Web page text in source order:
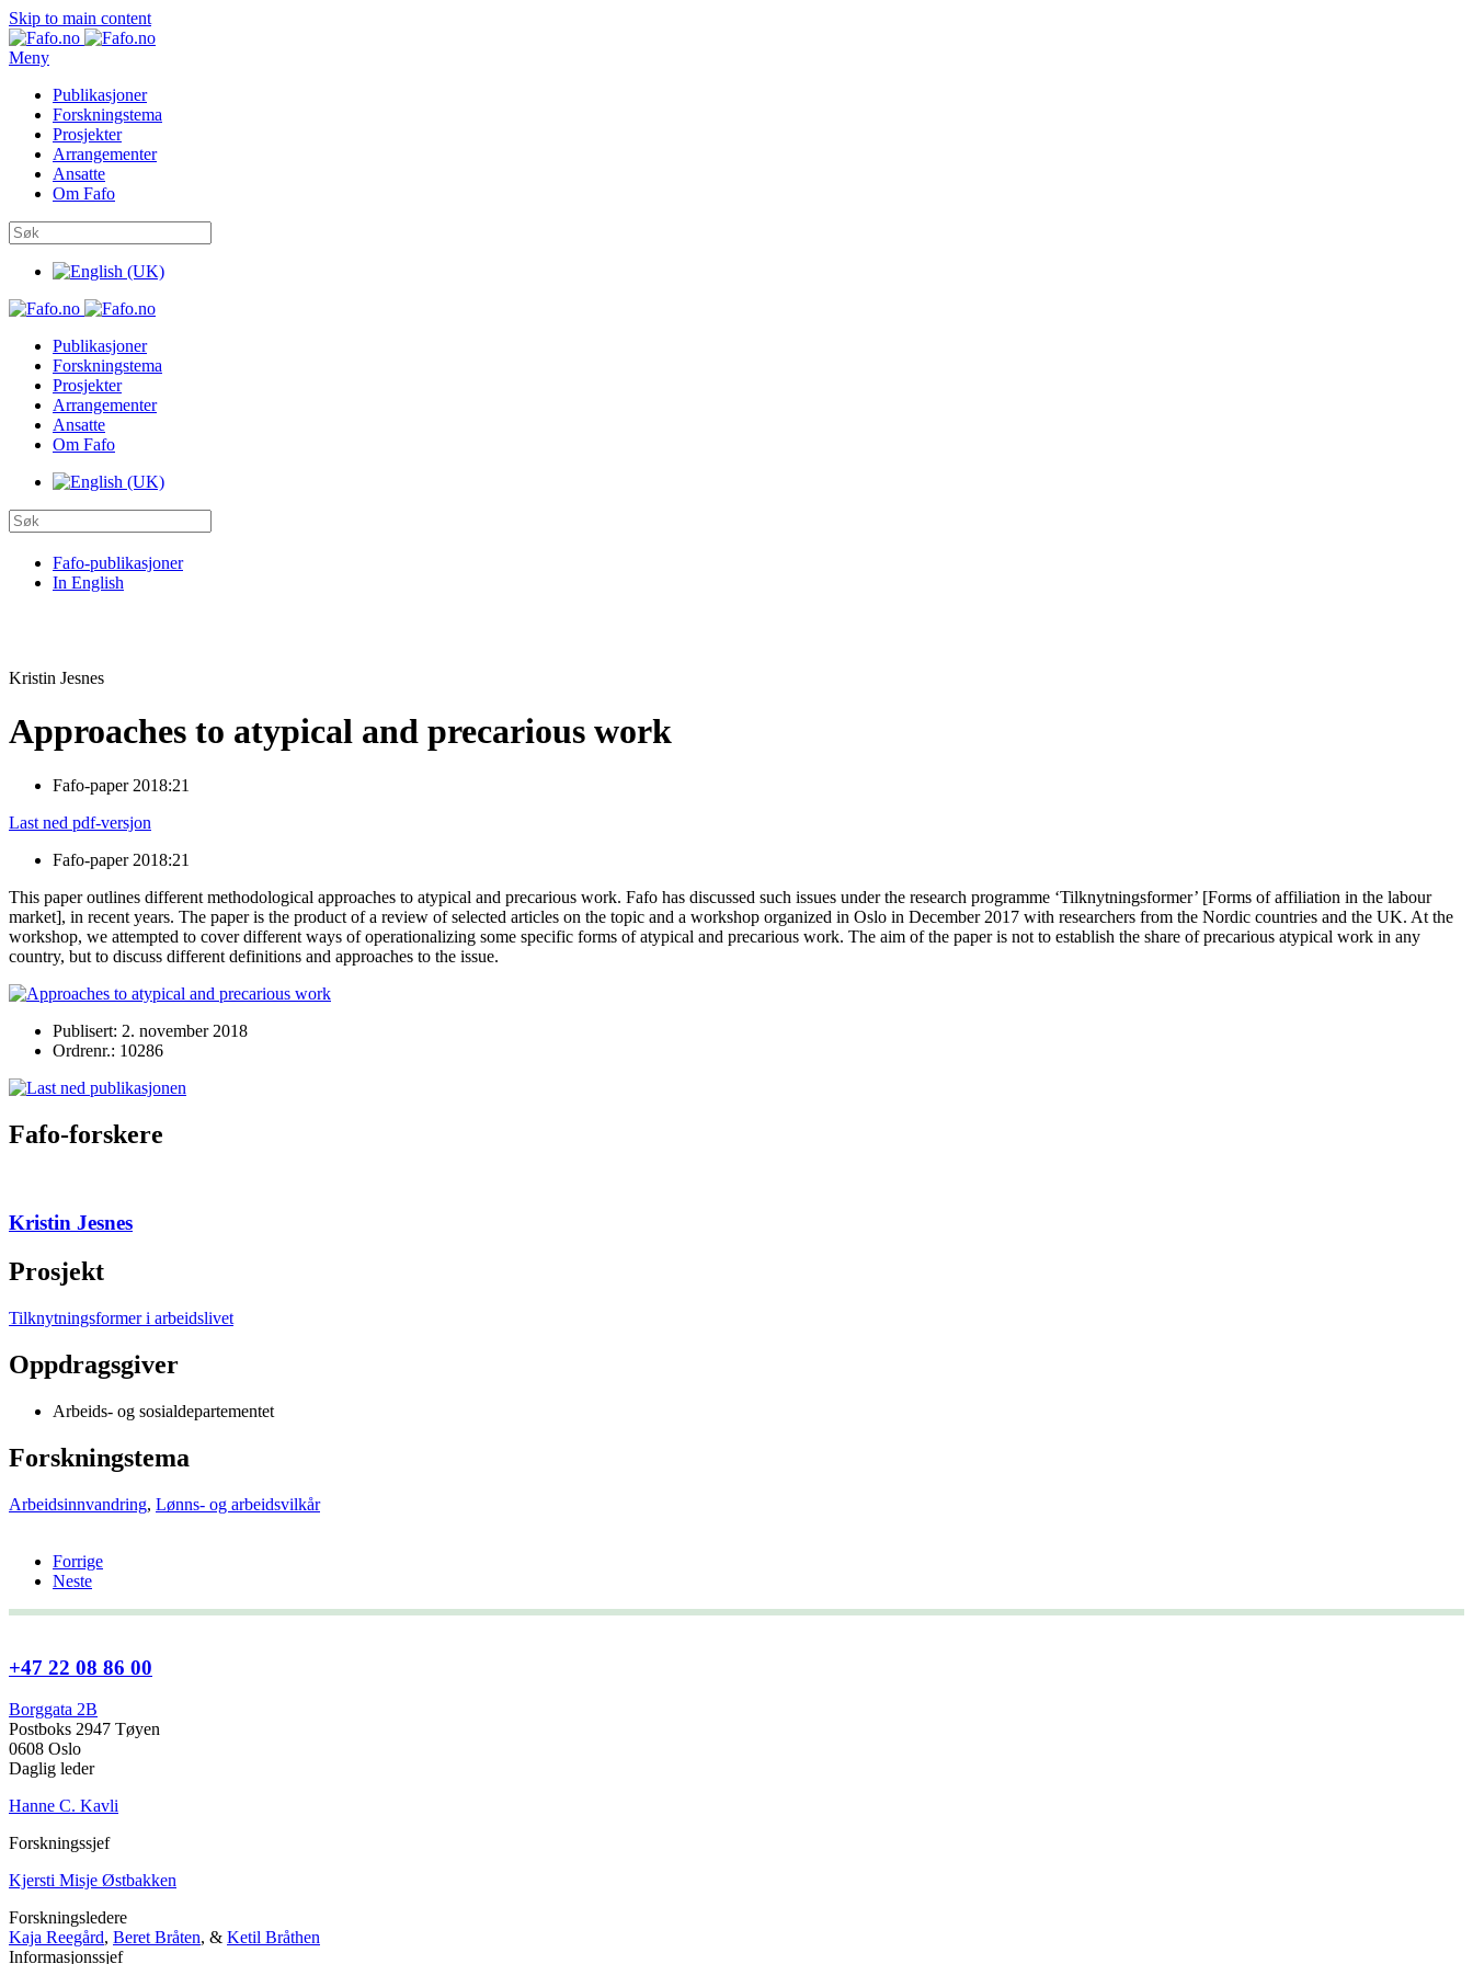
Skip to main content
Meny
Publikasjoner
Forskningstema
Prosjekter
Arrangementer
Ansatte
Om Fafo
Publikasjoner
Forskningstema
Prosjekter
Arrangementer
Ansatte
Om Fafo
Fafo-publikasjoner
In English
Kristin Jesnes
Approaches to atypical and precarious work
Fafo-paper 2018:21
Last ned pdf-versjon
Fafo-paper 2018:21
This paper outlines different methodological approaches to atypical and precarious work. Fafo has discussed such issues under the research programme ‘Tilknytningsformer’ [Forms of affiliation in the labour
market], in recent years. The paper is the product of a review of selected articles on the topic and a workshop organized in Oslo in December 2017 with researchers from the Nordic countries and the UK. At the
workshop, we attempted to cover different ways of operationalizing some specific forms of atypical and precarious work. The aim of the paper is not to establish the share of precarious atypical work in any
country, but to discuss different definitions and approaches to the issue.
Publisert: 2. november 2018
Ordrenr.: 10286
Fafo-forskere
Kristin Jesnes
Prosjekt
Tilknytningsformer i arbeidslivet
Oppdragsgiver
Arbeids- og sosialdepartementet
Forskningstema
Arbeidsinnvandring, Lønns- og arbeidsvilkår
Forrige
Neste
+47 22 08 86 00
Borggata 2B
Postboks 2947 Tøyen
0608 Oslo
Daglig leder
Hanne C. Kavli
Forskningssjef
Kjersti Misje Østbakken
Forskningsledere
Kaja Reegård, Beret Bråten, & Ketil Bråthen
Informasjonssjef